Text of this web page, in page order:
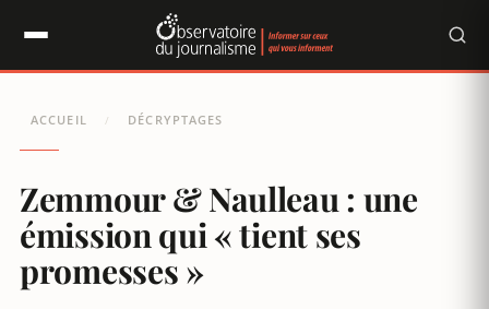
ACCUEIL / DÉCRYPTAGES
Zemmour & Naulleau : une
émission qui « tient ses
promesses »
Panneau de gestion des cookies